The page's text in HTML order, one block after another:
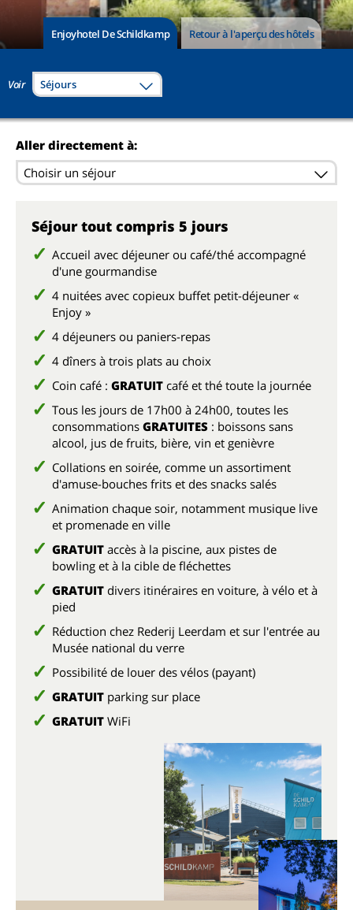
Enjoyhotel De Schildkamp Retour à l'aperçu des hôtels
Voir Séjours
Aller directement à:
Choisir un séjour
Séjour tout compris 5 jours
Accueil avec déjeuner ou café/thé accompagné
d'une gourmandise
4 nuitées avec copieux buffet petit-déjeuner «
Enjoy »
4 déjeuners ou paniers-repas
4 dîners à trois plats au choix
Coin café : GRATUIT café et thé toute la journée
Tous les jours de 17h00 à 24h00, toutes les
consommations GRATUITES : boissons sans
alcool, jus de fruits, bière, vin et genièvre
Collations en soirée, comme un assortiment
d'amuse-bouches frits et des snacks salés
Animation chaque soir, notamment musique live
et promenade en ville
GRATUIT accès à la piscine, aux pistes de
bowling et à la cible de fléchettes
GRATUIT divers itinéraires en voiture, à vélo et à
pied
Réduction chez Rederij Leerdam et sur l'entrée au
Musée national du verre
Possibilité de louer des vélos (payant)
GRATUIT parking sur place
GRATUIT WiFi